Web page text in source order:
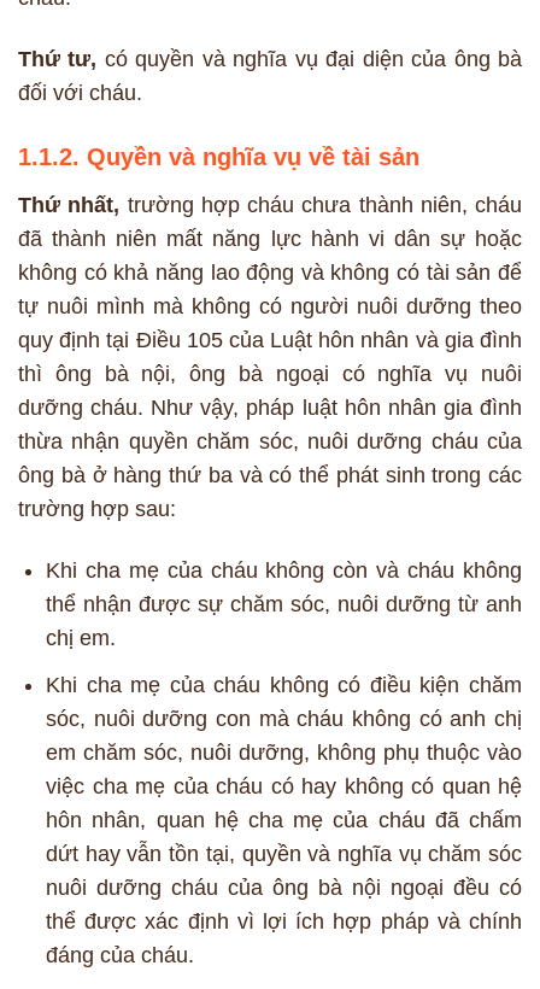
Thứ tư, có quyền và nghĩa vụ đại diện của ông bà
đối với cháu.
1.1.2. Quyền và nghĩa vụ về tài sản
Thứ nhất, trường hợp cháu chưa thành niên, cháu
đã thành niên mất năng lực hành vi dân sự hoặc
không có khả năng lao động và không có tài sản để
tự nuôi mình mà không có người nuôi dưỡng theo
quy định tại Điều 105 của Luật hôn nhân và gia đình
thì ông bà nội, ông bà ngoại có nghĩa vụ nuôi
dưỡng cháu. Như vậy, pháp luật hôn nhân gia đình
thừa nhận quyền chăm sóc, nuôi dưỡng cháu của
ông bà ở hàng thứ ba và có thể phát sinh trong các
trường hợp sau:
Khi cha mẹ của cháu không còn và cháu không
thể nhận được sự chăm sóc, nuôi dưỡng từ anh
chị em.
Khi cha mẹ của cháu không có điều kiện chăm
sóc, nuôi dưỡng con mà cháu không có anh chị
em chăm sóc, nuôi dưỡng, không phụ thuộc vào
việc cha mẹ của cháu có hay không có quan hệ
hôn nhân, quan hệ cha mẹ của cháu đã chấm
dứt hay vẫn tồn tại, quyền và nghĩa vụ chăm sóc
nuôi dưỡng cháu của ông bà nội ngoại đều có
thể được xác định vì lợi ích hợp pháp và chính
đáng của cháu.